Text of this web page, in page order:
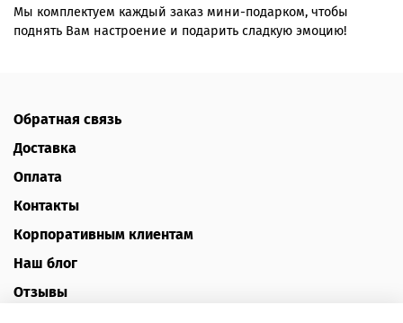
Мы комплектуем каждый заказ мини-подарком, чтобы
поднять Вам настроение и подарить сладкую эмоцию!
Обратная связь
Доставка
Оплата
Контакты
Корпоративным клиентам
Наш блог
Отзывы